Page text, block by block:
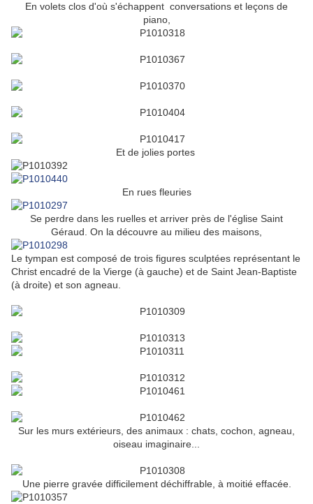
En volets clos d'où s'échappent conversations et leçons de
piano,
Et de jolies portes
En rues fleuries
Se perdre dans les ruelles et arriver près de l'église Saint
Géraud. On la découvre au milieu des maisons,
Le tympan est composé de trois figures sculptées représentant le
Christ encadré de la Vierge (à gauche) et de Saint Jean-Baptiste
(à droite) et son agneau.
Sur les murs extérieurs, des animaux : chats, cochon, agneau,
oiseau imaginaire...
Une pierre gravée difficilement déchiffrable, à moitié effacée.